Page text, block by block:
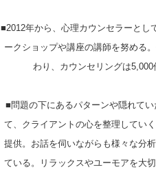
■2012年から、心理カウンセラーとし
ークショップや講座の講師を努める
わり、カウンセリングは5,000
■問題の下にあるパターンや隠れてい
て、クライアントの心を整理してい
提供。お話を伺いながらも様々な分
ている。リラックスやユーモアを大